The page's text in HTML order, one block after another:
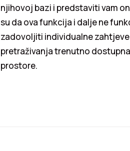
njihovoj bazi i predstaviti vam
su da ova funkcija i dalje ne
zadovoljiti individualne
pretraživanja trenutno
prostore.